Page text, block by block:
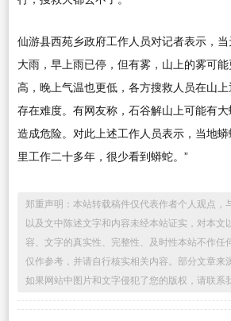
仙游县西苑乡政府工作人员对记者表示，
大雨，早上雨已停，但有雾，山上的雾可
高，晚上气温也更低，各方搜救人员在山
存在难度。有网友称，石谷解山上可能有
造成危险。对此上述工作人员表示，当地
里工作二十多年，很少看到蟒蛇。”
郑重声明：本站转载稿件仅代表作者个人观点，
以及文中陈述文字和内容未经本站证实，对本文
容、文字的真实性、完整性、及时性本站不作任
仅作参考，并请自行核实相关内容。部分文章来
如果网站中图片和文字侵犯了您的版权，请联系